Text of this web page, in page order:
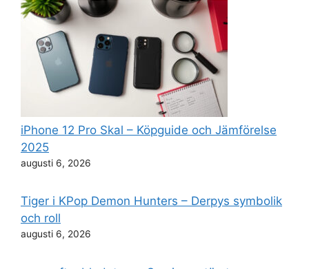
iPhone 12 Pro Skal – Köpguide och Jämförelse
2025
augusti 6, 2026
Tiger i KPop Demon Hunters – Derpys symbolik
och roll
augusti 6, 2026